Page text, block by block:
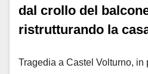
dal crollo del
ristrutturando la
Tragedia a Castel Volturno, in